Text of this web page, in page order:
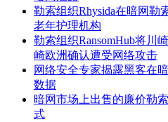
勒索组织Rhysida在暗网勒
老年护理机构
勒索组织RansomHub将川
崎欧洲确认遭受网络攻击
网络安全专家揭露黑客在
数据
暗网市场上出售的廉价勒
式